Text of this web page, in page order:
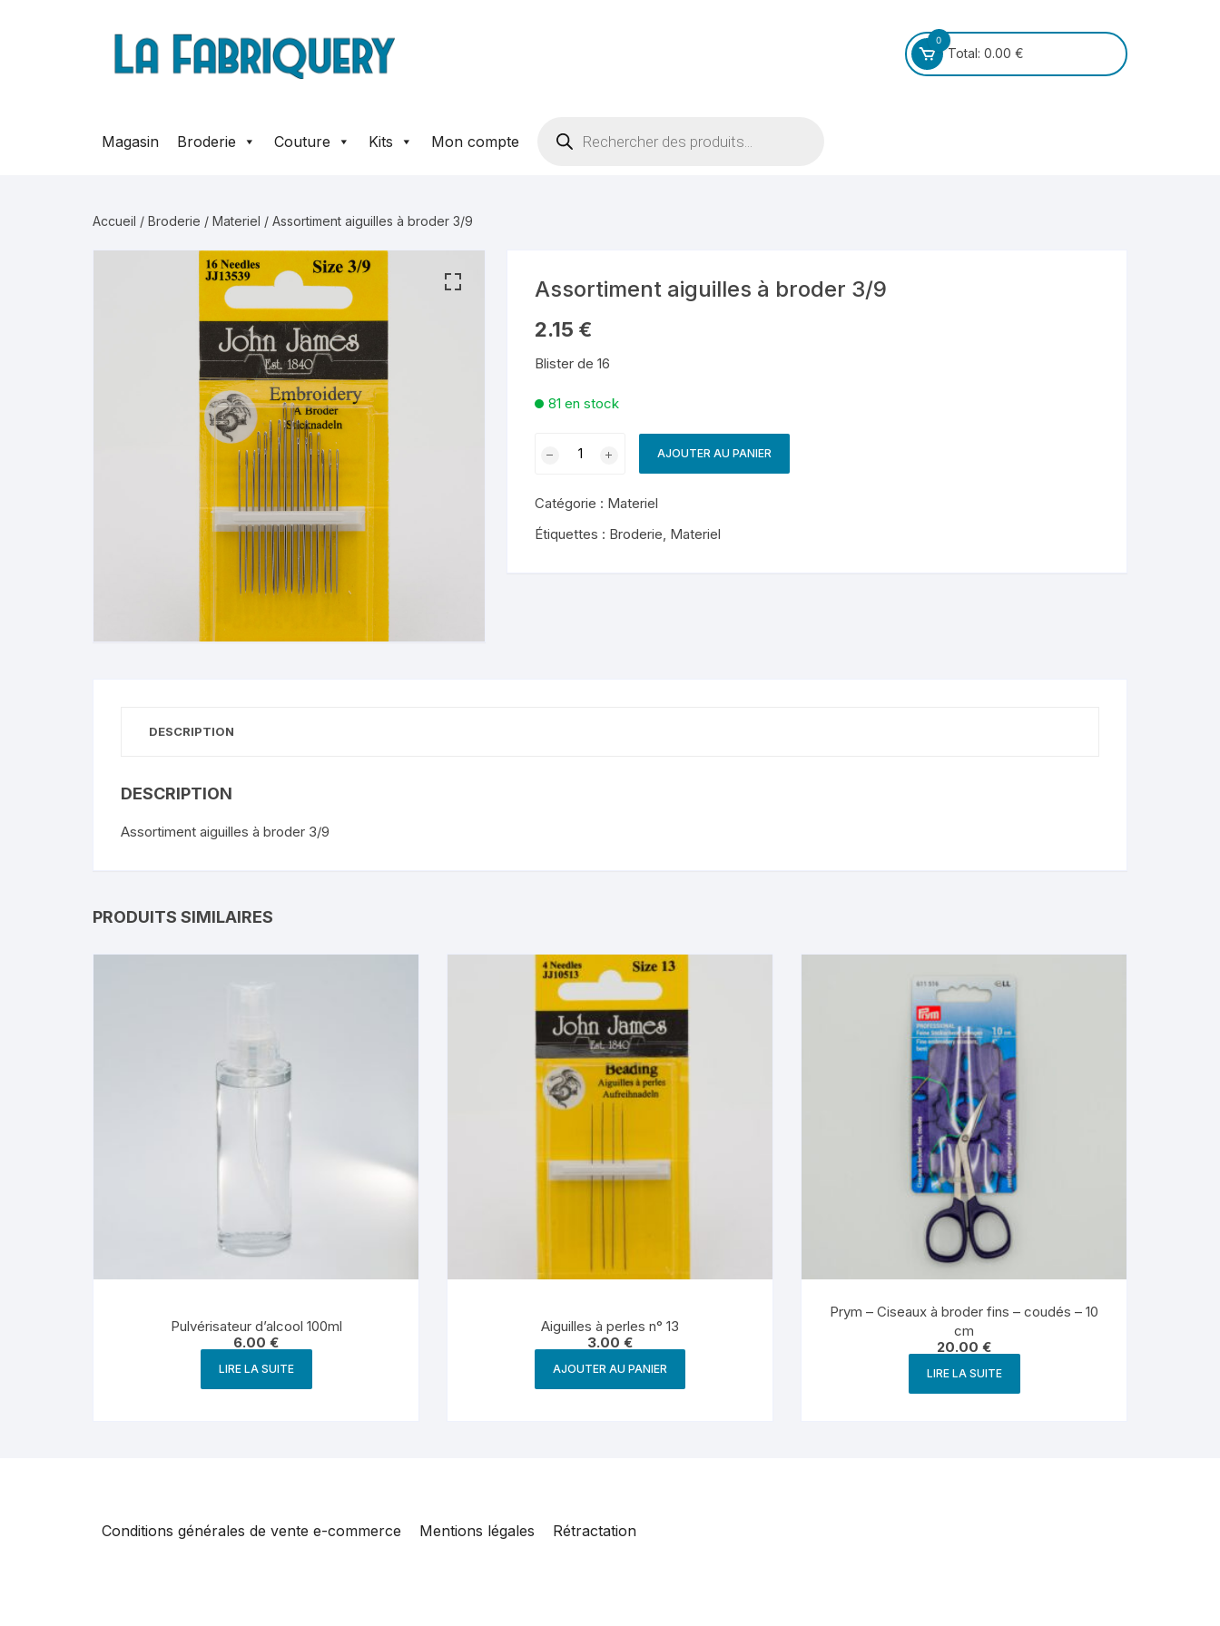
0
Total: 0.00 €
Magasin Broderie Couture Kits Mon compte
Accueil / Broderie / Materiel / Assortiment aiguilles à broder 3/9
Assortiment aiguilles à broder 3/9
2.15 €
Blister de 16
81 en stock
aiguilles
à
AJOUTER AU PANIER
Catégorie : Materiel
Étiquettes : Broderie, Materiel
DESCRIPTION
DESCRIPTION
Assortiment aiguilles à broder 3/9
PRODUITS SIMILAIRES
Pulvérisateur d’alcool 100ml
6.00 €
LIRE LA SUITE
Aiguilles à perles n° 13
3.00 €
AJOUTER AU PANIER
Prym – Ciseaux à broder fins – coudés – 10
cm
20.00 €
LIRE LA SUITE
Conditions générales de vente e-commerce Mentions légales Rétractation